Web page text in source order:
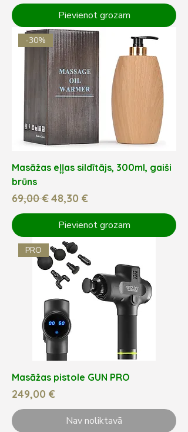
Pievienot grozam
-30%
Masāžas eļļas sildītājs, 300ml, gaiši
brūns
Parastā cena
69,00 €Izpārdošanas cena
48,30 €
Pievienot grozam
PRO
Masāžas pistole GUN PRO
Cena
249,00 €
Nav noliktavā